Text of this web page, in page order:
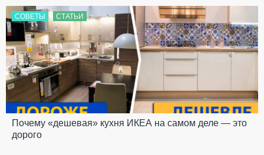
СОВЕТЫ СТАТЬИ
Почему «дешевая» кухня ИКЕА на самом деле — это
дорого